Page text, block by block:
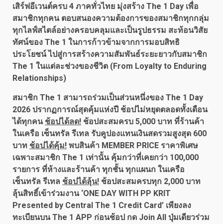
เสิร์ฟอีเวนต์ครบ 4 ภาคทั่วไทย มุ่งสร้าง The 1 Day เพื่อ
สมาชิกทุกคน ตอบสนองความต้องการของสมาชิกทุกกลุ่ม
ทุกไลฟ์สไตล์อย่างครอบคลุมและเป็นรูปธรรม สะท้อนวิสัย
ทัศน์ของ The 1 ในการก้าวข้ามจากการมอบสิทธิ
ประโยชน์ ไปสู่การสร้างความสัมพันธ์ระยะยาวกับสมาชิก
The 1 ในแต่ละช่วงของชีวิต (From Loyalty to Enduring
Relationships)
สมาชิก The 1 สามารถร่วมเป็นส่วนหนึ่งของ The 1 Day
2026 ปรากฏการณ์สุดคุ้มแห่งปี ช้อปไม่หยุดตลอดทั้งเดือน
ได้ทุกคน ช้อปได้ลด! ช้อปสะสมครบ 5,000 บาท ที่ร้านค้า
ในเครือ เซ็นทรัล รีเทล รับคูปองแทนเงินสดรวมสูงสุด 600
บาท ช้อปได้คุ้ม! พบสินค้า MEMBER PRICE ราคาพิเศษ
เฉพาะสมาชิก The 1 เท่านั้น คุ้มกว่าที่เคยกว่า 100,000
รายการ ที่ห้างและร้านค้า ทุกชั้น ทุกแผนก ในเครือ
เซ็นทรัล รีเทล ช้อปได้ลุ้น! ช้อปสะสมครบทุก 2,000 บาท
ลุ้นสิทธิ์เข้าร่วมงาน ‘ONE DAY WITH PP KRIT
Presented by Central The 1 Credit Card’ เพียงลง
ทะเบียนบน The 1 APP ก่อนช้อป กด Join All ปุ่มเดียวร่วม